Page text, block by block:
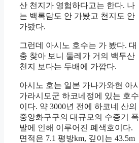
산 천지가 영험하다고는 한다. 나
는 백록담도 안 가봤고 천지도 안
가봤다.
그런데 아시노 호수는 가 봤다. 대
충 찾아 보니 둘레가 거의 백두산
천지 보다는 두배에 가깝다.
아시노 호는 일본 가나가와현 아시
가라시모군 하코네정에 있는 호수
이다. 약 3000년 전에 하코네 산의
중앙화구구의 대규모의 수증기 폭
발에 인해 이루어진 폐색호이다.
면적은 7.1 평방km, 깊이는 43.5m